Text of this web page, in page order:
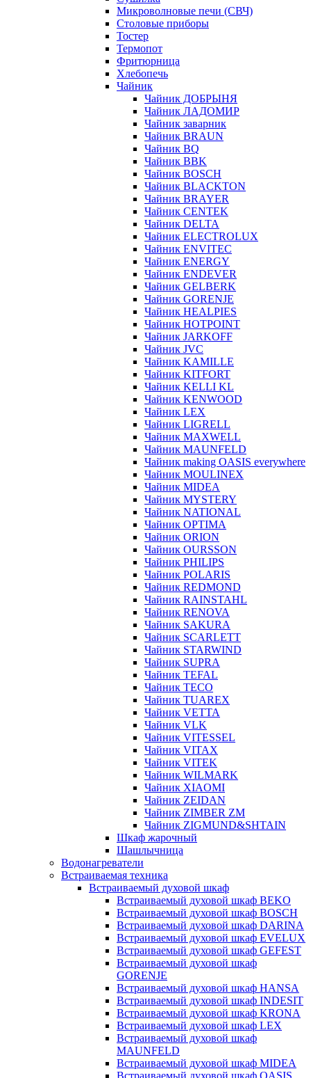
Микроволновые печи (СВЧ)
Столовые приборы
Тостер
Термопот
Фритюрница
Хлебопечь
Чайник
Чайник ДОБРЫНЯ
Чайник ЛАДОМИР
Чайник заварник
Чайник BRAUN
Чайник BQ
Чайник BBK
Чайник BOSCH
Чайник BLACKTON
Чайник BRAYER
Чайник CENTEK
Чайник DELTA
Чайник ELECTROLUX
Чайник ENVITEC
Чайник ENERGY
Чайник ENDEVER
Чайник GELBERK
Чайник GORENJE
Чайник HEALPIES
Чайник HOTPOINT
Чайник JARKOFF
Чайник JVC
Чайник KAMILLE
Чайник KITFORT
Чайник KELLI KL
Чайник KENWOOD
Чайник LEX
Чайник LIGRELL
Чайник MAXWELL
Чайник MAUNFELD
Чайник making OASIS everywhere
Чайник MOULINEX
Чайник MIDEA
Чайник MYSTERY
Чайник NATIONAL
Чайник OPTIMA
Чайник ORION
Чайник OURSSON
Чайник PHILIPS
Чайник POLARIS
Чайник REDMOND
Чайник RAINSTAHL
Чайник RENOVA
Чайник SAKURA
Чайник SCARLETT
Чайник STARWIND
Чайник SUPRA
Чайник TEFAL
Чайник TECO
Чайник TUAREX
Чайник VETTA
Чайник VLK
Чайник VITESSEL
Чайник VITAX
Чайник VITEK
Чайник WILMARK
Чайник XIAOMI
Чайник ZEIDAN
Чайник ZIMBER ZM
Чайник ZIGMUND&SHTAIN
Шкаф жарочный
Шашлычница
Водонагреватели
Встраиваемая техника
Встраиваемый духовой шкаф
Встраиваемый духовой шкаф BEKO
Встраиваемый духовой шкаф BOSCH
Встраиваемый духовой шкаф DARINA
Встраиваемый духовой шкаф EVELUX
Встраиваемый духовой шкаф GEFEST
Встраиваемый духовой шкаф
GORENJE
Встраиваемый духовой шкаф HANSA
Встраиваемый духовой шкаф INDESIT
Встраиваемый духовой шкаф KRONA
Встраиваемый духовой шкаф LEX
Встраиваемый духовой шкаф
MAUNFELD
Встраиваемый духовой шкаф MIDEA
Встраиваемый духовой шкаф OASIS